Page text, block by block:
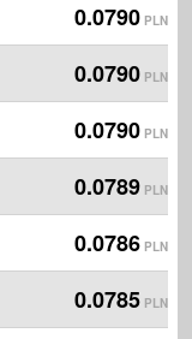
0.0790 PLN
0.0790 PLN
0.0790 PLN
0.0789 PLN
0.0786 PLN
0.0785 PLN